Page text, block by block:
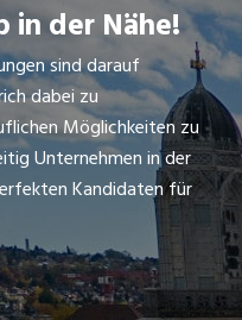
in der Nähe!
sind darauf
dabei zu
Möglichkeiten zu
Unternehmen in der
Kandidaten für